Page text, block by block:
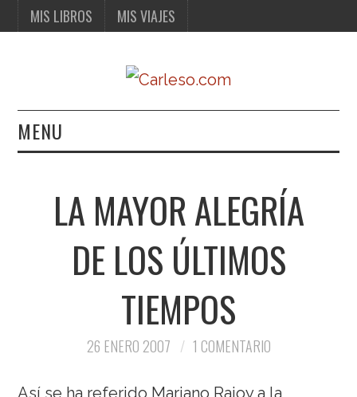
MIS LIBROS MIS VIAJES
MENU
MIS VIAJES
LA MAYOR ALEGRÍA
DE LOS ÚLTIMOS
TIEMPOS
26 ENERO 2007 1 COMENTARIO
Así se ha referido Mariano Rajoy a la